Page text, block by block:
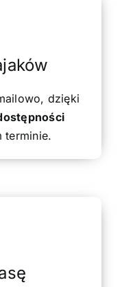
dzięki
terminie.